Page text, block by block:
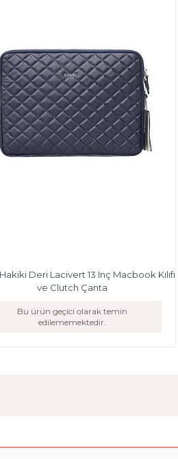
Deri Lacivert 13 Inç Macbook Kılıfı
ve Clutch Çanta
Bu ürün geçici olarak temin
edilememektedir.